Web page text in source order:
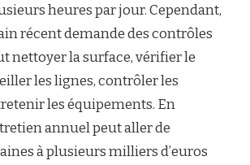
heures par jour. Cependant,
récent demande des contrôles
nettoyer la surface, vérifier le
les lignes, contrôler les
les équipements. En
annuel peut aller de
à plusieurs milliers d’euros